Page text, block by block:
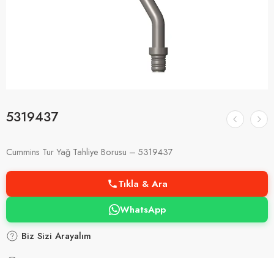
5319437
Cummins Tur Yağ Tahliye Borusu – 5319437
Tıkla & Ara
WhatsApp
Biz Sizi Arayalım